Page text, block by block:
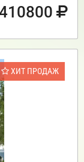
ХИТ ПРОДАЖ